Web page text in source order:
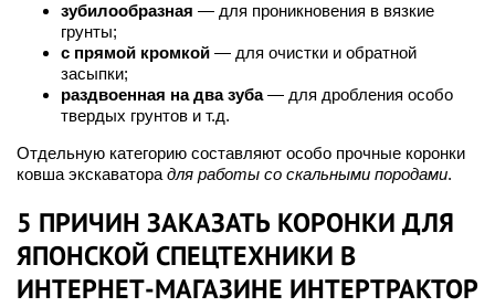
зубилообразная — для проникновения в вязкие
грунты;
с прямой кромкой — для очистки и обратной
засыпки;
раздвоенная на два зуба— для дробления особо
твердых грунтов и т.д.
Отдельную категорию составляют особо прочные коронки
ковша экскаватора для работы со скальными породами.
5 ПРИЧИН ЗАКАЗАТЬ КОРОНКИ ДЛЯ
ЯПОНСКОЙ СПЕЦТЕХНИКИ В
ИНТЕРНЕТ-МАГАЗИНЕ ИНТЕРТРАКТОР